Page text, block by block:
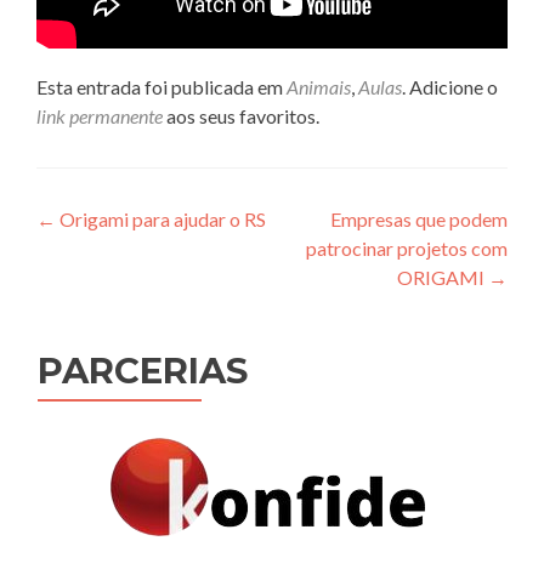
Esta entrada foi publicada emAnimais,Aulas. Adicione o
link permanenteaos seus favoritos.
Navegação
← Origami para ajudar o RS
Empresas que podem
patrocinar projetos com
ORIGAMI →
PARCERIAS